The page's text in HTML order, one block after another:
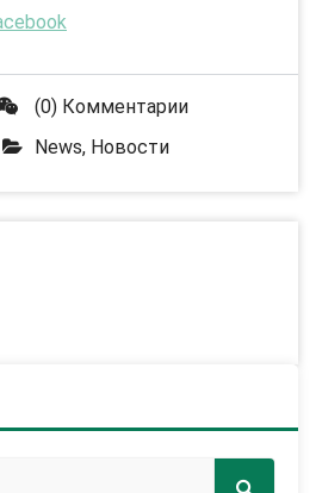
(0) Комментарии
News, Новости